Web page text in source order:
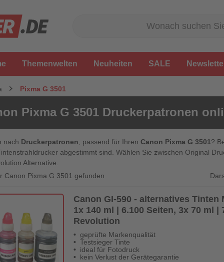
Themenwelten Neuheiten SALE
Pixma G 3501
Pixma G 3501 Druckerpatronen
nach Druckerpatronen , passend für Ihren Canon Pixma G 3501?
abgestimmt sind. Wählen Sie zwischen Original
Alternative.
Canon Pixma G 3501 gefunden
Canon GI-590 - alternatives
1x 140 ml | 6.100 Seiten, 3x 70 ml |
Revolution
geprüfte Markenqualität
Testsieger Tinte
ideal für Fotodruck
kein Verlust der Gerätegarantie